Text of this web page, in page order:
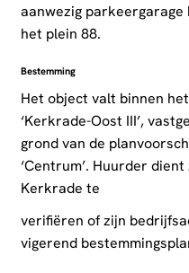
aanwezig
het plein 88.
Bestemming
Het object valt binnen
‘Kerkrade-Oost III’,
grond van de
‘Centrum’. Huurder
Kerkrade te
verifiëren of zijn
vigerend